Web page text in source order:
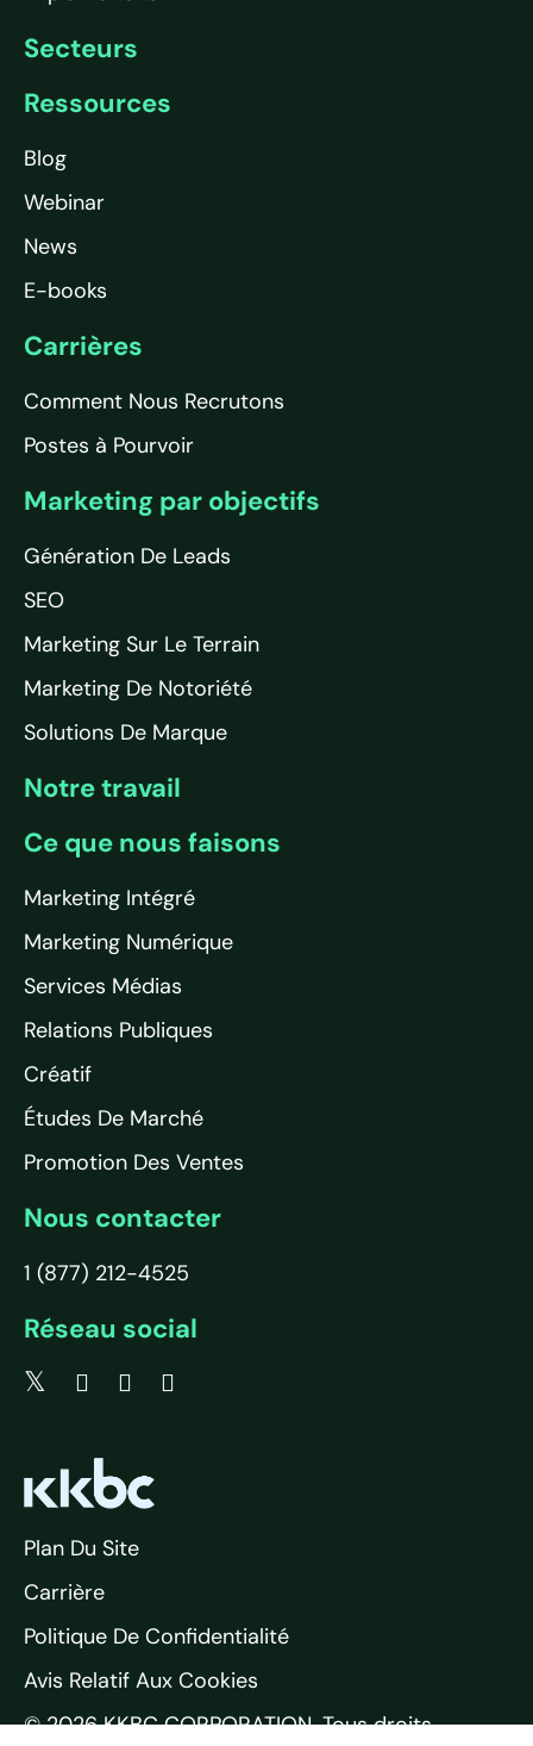
Secteurs
Ressources
Blog
Webinar
News
E-books
Carrières
Comment Nous Recrutons
Postes à Pourvoir
Marketing par objectifs
Génération De Leads
SEO
Marketing Sur Le Terrain
Marketing De Notoriété
Solutions De Marque
Notre travail
Ce que nous faisons
Marketing Intégré
Marketing Numérique
Services Médias
Relations Publiques
Créatif
Études De Marché
Promotion Des Ventes
Nous contacter
1 (877) 212-4525
Réseau social
© 2026 KKBC CORPORATION. Tous droits
Plan Du Site
Carrière
Politique De Confidentialité
Avis Relatif Aux Cookies